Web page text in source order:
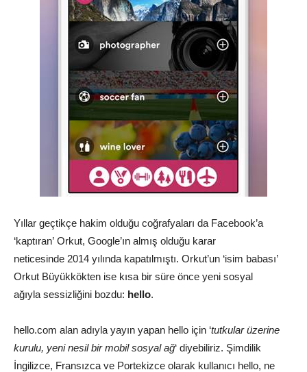
Yıllar geçtikçe hakim olduğu coğrafyaları da Facebook’a
‘kaptıran’ Orkut, Google’ın almış olduğu karar
neticesinde 2014 yılında kapatılmıştı. Orkut’un ‘isim babası’
Orkut Büyükkökten ise kısa bir süre önce yeni sosyal
ağıyla sessizliğini bozdu: hello.
hello.com alan adıyla yayın yapan hello için ‘tutkular üzerine
kurulu, yeni nesil bir mobil sosyal ağ‘ diyebiliriz. Şimdilik
İngilizce, Fransızca ve Portekizce olarak kullanıcı hello, ne